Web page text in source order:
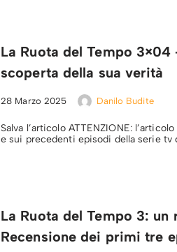
La Ruota del Tempo
scoperta della sua verità
28 Marzo 2025 Danilo Budite
Salva l’articolo ATTENZIONE:
e sui precedenti episodi della serie tv
La Ruota del Tempo 3:
Recensione dei primi tre